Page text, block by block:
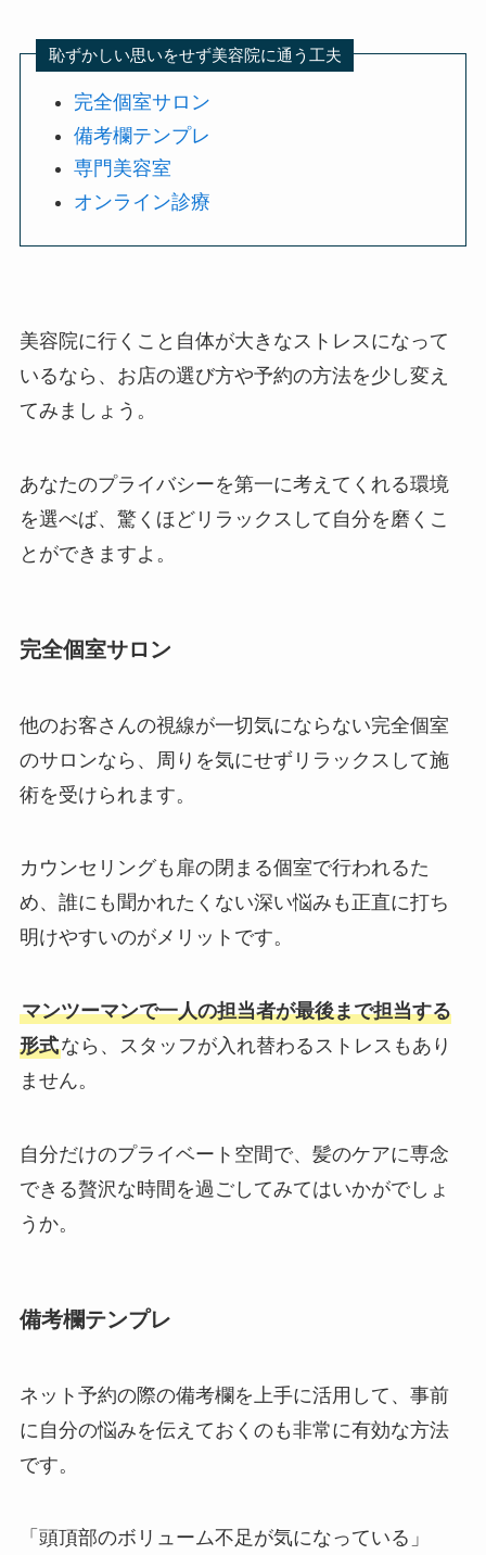
恥ずかしい思いをせず美容院に通う工夫
完全個室サロン
備考欄テンプレ
専門美容室
オンライン診療
美容院に行くこと自体が大きなストレスになって
いるなら、お店の選び方や予約の方法を少し変え
てみましょう。
あなたのプライバシーを第一に考えてくれる環境
を選べば、驚くほどリラックスして自分を磨くこ
とができますよ。
完全個室サロン
他のお客さんの視線が一切気にならない完全個室
のサロンなら、周りを気にせずリラックスして施
術を受けられます。
カウンセリングも扉の閉まる個室で行われるた
め、誰にも聞かれたくない深い悩みも正直に打ち
明けやすいのがメリットです。
マンツーマンで一人の担当者が最後まで担当する
形式なら、スタッフが入れ替わるストレスもあり
ません。
自分だけのプライベート空間で、髪のケアに専念
できる贅沢な時間を過ごしてみてはいかがでしょ
うか。
備考欄テンプレ
ネット予約の際の備考欄を上手に活用して、事前
に自分の悩みを伝えておくのも非常に有効な方法
です。
「頭頂部のボリューム不足が気になっている」